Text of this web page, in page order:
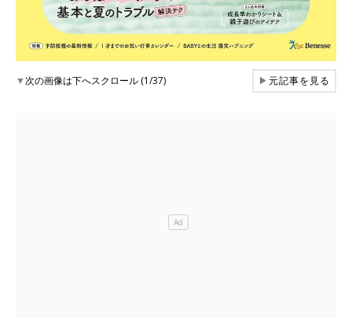
▼次の画像は下へスクロール (1/37) ▶元記事を見る